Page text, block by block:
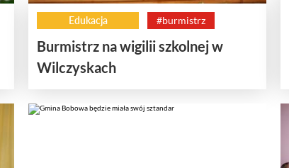
Edukacja #burmistrz
Burmistrz na wigilii szkolnej w
Wilczyskach